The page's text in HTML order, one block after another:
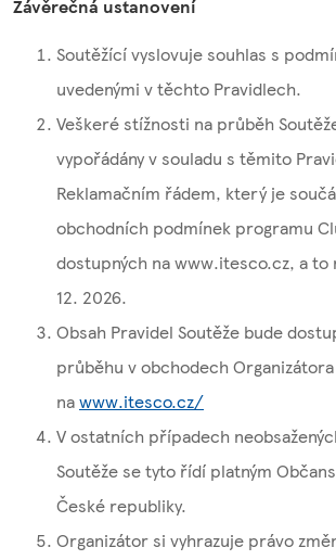
Závěrečná ustanovení
Soutěžící vyslovuje souhlas s
uvedenými v těchto Pravidlech.
Veškeré stížnosti na průběh
vypořádány v souladu s těmito
Reklamačním řádem, který je
obchodních podmínek programu
dostupných na www.itesco.cz, a to
12. 2026.
Obsah Pravidel Soutěže bude
průběhu v obchodech
nawww.itesco.cz/
V ostatních případech
Soutěže se tyto řídí platným
České republiky.
Organizátor si vyhrazuje právo